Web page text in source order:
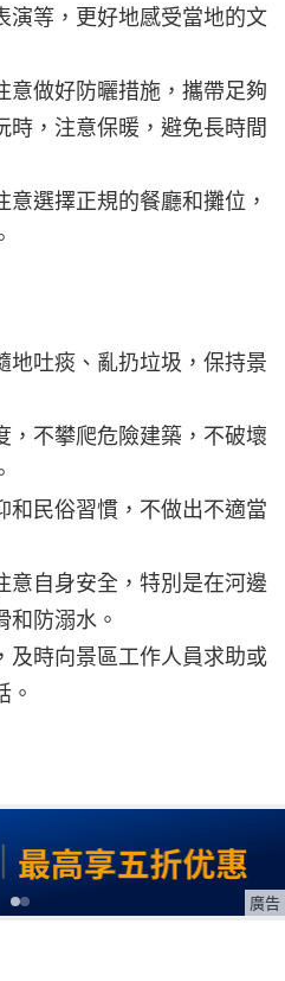
演等，更好地感受當地的文
意做好防曬措施，攜帶足夠
時，注意保暖，避免長時間
選擇正規的餐廳和攤位，
地吐痰、亂扔垃圾，保持景
，不攀爬危險建築，不破壞
和民俗習慣，不做出不適當
意自身安全，特別是在河邊
和防溺水。
及時向景區工作人員求助或
。
廣告